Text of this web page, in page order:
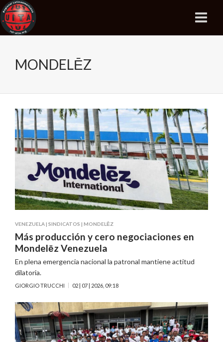
MONDELĒZ
VENEZUELA| SINDICATOS | MONDELĒZ
Más producción y cero negociaciones en
Mondelēz Venezuela
En plena emergencia nacional la patronal mantiene actitud
dilatoria.
GIORGIO TRUCCHI 02 | 07 | 2026, 09:18